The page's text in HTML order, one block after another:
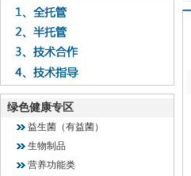
绿色健康专区
益生菌（有益菌）
生物制品
营养功能类